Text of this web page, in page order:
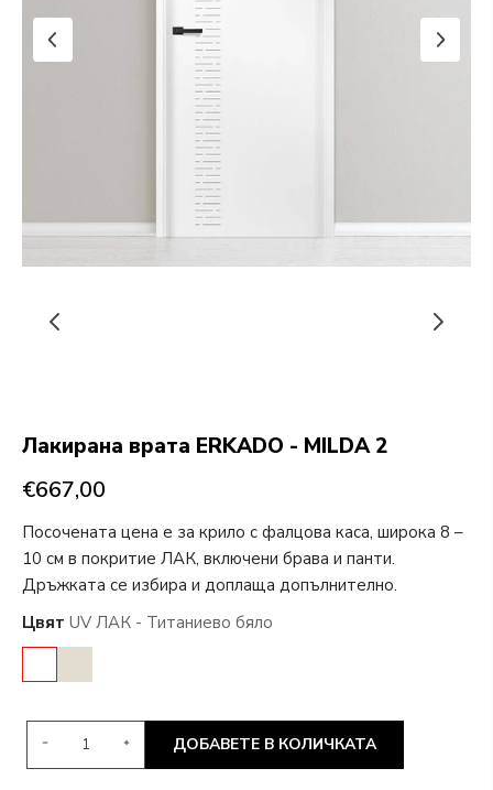
Лакирана врата ERKADO - MILDA 2
€667,00
Посочената цена е за крило с фалцова каса, широка 8 –
10 см в покритие ЛАК, включени брава и панти.
Дръжката се избира и доплаща допълнително.
Цвят UV ЛАК - Титаниево бяло
ДОБАВЕТЕ В КОЛИЧКАТА